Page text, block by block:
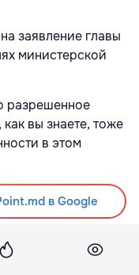
заявление главы
министерской
разрешенное
вы знаете, тоже
в этом
в Google